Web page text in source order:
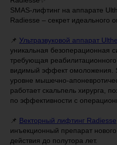
SMAS-лифтинг на аппарате
Radiesse – секрет идеального
📌 Ультразвуковой аппарат
уникальная безоперационная
требующая
видимый эффект омоложения.
уровне мышечно-
работает скальпель хирурга,
по эффективности с
📌 Векторный лифтинг Radiesse
инъекционный препарат
действия до полутора лет.